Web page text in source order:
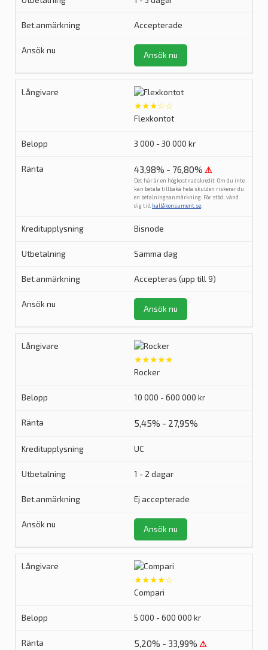
Accepterade
Ansök nu
★★★☆☆
Flexkontot
3 000 - 30 000 kr
43,98% - 76,80% ⚠
Det här är en högkostnadskredit. Om du inte
kan betala tillbaka hela skulden riskerar du
en betalningsanmärkning. För stöd, vänd
dig till hallåkonsument.se
Bisnode
Samma dag
Accepteras (upp till 9)
Ansök nu
★★★★★
Rocker
10 000 - 600 000 kr
5,45% - 27,95%
UC
1 - 2 dagar
Ej accepterade
Ansök nu
★★★★☆
Compari
5 000 - 600 000 kr
5,20% - 33,99% ⚠